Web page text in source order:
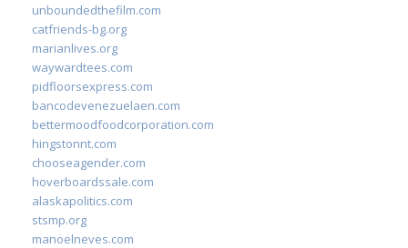
unboundedthefilm.com
catfriends-bg.org
marianlives.org
waywardtees.com
pidfloorsexpress.com
bancodevenezuelaen.com
bettermoodfoodcorporation.com
hingstonnt.com
chooseagender.com
hoverboardssale.com
alaskapolitics.com
stsmp.org
manoelneves.com